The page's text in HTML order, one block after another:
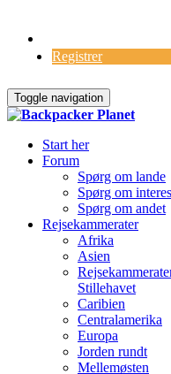
Registrer
Toggle navigation
Start her
Forum
Spørg om lande
Spørg om
Spørg om andet
Rejsekammerater
Afrika
Asien
Stillehavet
Caribien
Centralamerika
Europa
Jorden rundt
Mellemøsten